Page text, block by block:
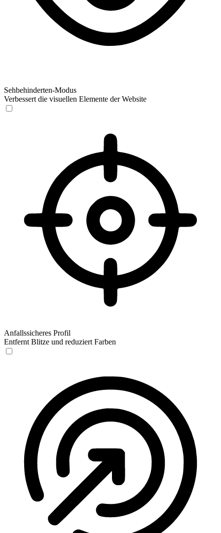
Sehbehinderten-Modus
Verbessert die visuellen Elemente der Website
Anfallssicheres Profil
Entfernt Blitze und reduziert Farben